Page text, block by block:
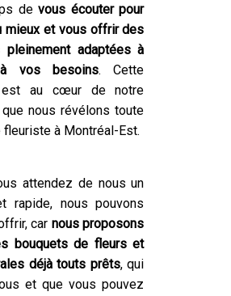
devous écouter pour
mieux et vous offrir des
pleinement adaptées à
vos besoins. Cette
est au cœur de notre
nous révélons toute
à Montréal-Est.
attendez de nous un
rapide, nous pouvons
car nous proposons
bouquets de fleurs et
déjà touts prêts, qui
et que vous pouvez